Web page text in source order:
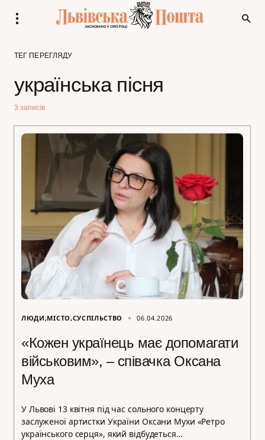
ТЕГ ПЕРЕГЛЯДУ
українська пісня
3 записів
ЛЮДИ МІСТО СУСПІЛЬСТВО 06.04.2026
«Кожен українець має допомагати
військовим», – співачка Оксана
Муха
У Львові 13 квітня під час сольного концерту
заслуженої артистки України Оксани Мухи «Ретро
українського серця», який відбудеться…